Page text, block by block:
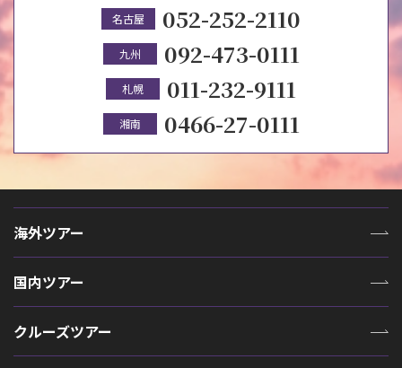
名古屋 052-252-2110
九州 092-473-0111
札幌 011-232-9111
湘南 0466-27-0111
海外ツアー
国内ツアー
クルーズツアー